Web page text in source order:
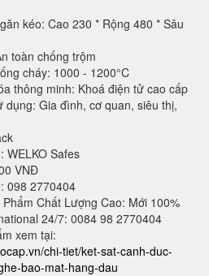
kéo: Cao 230 * Rộng 480 * Sâu
toàn chống trộm
cháy: 1000 - 1200°C
thông minh: Khoá điện tử cao cấp
dụng: Gia đình, cơ quan, siêu thị,
WELKO Safes
VNĐ
098 2770404
Chất Lượng Cao: Mới 100%
24/7: 0084 98 2770404
xem tại:
chi-tiet/ket-sat-canh-duc-
bao-mat-hang-dau